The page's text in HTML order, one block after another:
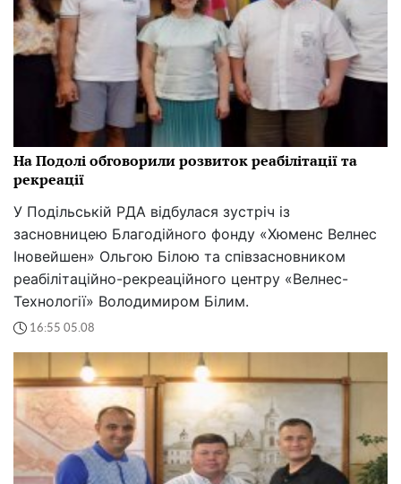
На Подолі обговорили розвиток реабілітації та
рекреації
У Подільській РДА відбулася зустріч із
засновницею Благодійного фонду «Хюменс Велнес
Іновейшен» Ольгою Білою та співзасновником
реабілітаційно-рекреаційного центру «Велнес-
Технології» Володимиром Білим.
16:55 05.08